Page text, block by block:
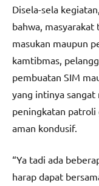
Disela-sela
bahwa, masyarakat
masukan maupun
kamtibmas,
pembuatan SIM
yang intinya sangat
peningkatan patroli
aman kondusif.
“Ya tadi ada
harap dapat